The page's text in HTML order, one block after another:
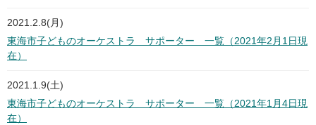
2021.2.8(月)
東海市子どものオーケストラ サポーター 一覧（2021年2月1日現
在）
2021.1.9(土)
東海市子どものオーケストラ サポーター 一覧（2021年1月4日現
在）